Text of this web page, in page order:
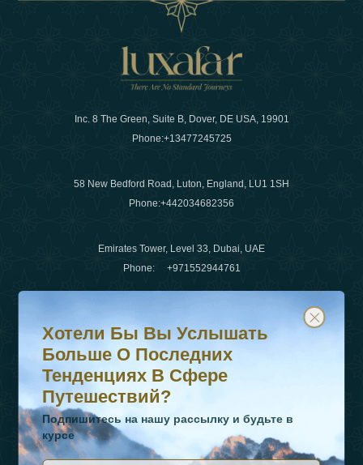
Inc. 8 The Green, Suite B, Dover, DE USA, 19901
Phone:+13477245725
58 New Bedford Road, Luton, England, LU1 1SH
Phone:+442034682356
Emirates Tower, Level 33, Dubai, UAE
Phone: +971552944761
WhatsApp Нет :+442034682356
+971552944761
Хотели бы вы услышать больше о последних
Подпишитесь на нашу рассылку и будьте в курсе
Хотели Бы Вы Услышать
Больше О Последних
Тенденциях В Сфере
Путешествий?
Подпишитесь на нашу рассылку и будьте в
курсе